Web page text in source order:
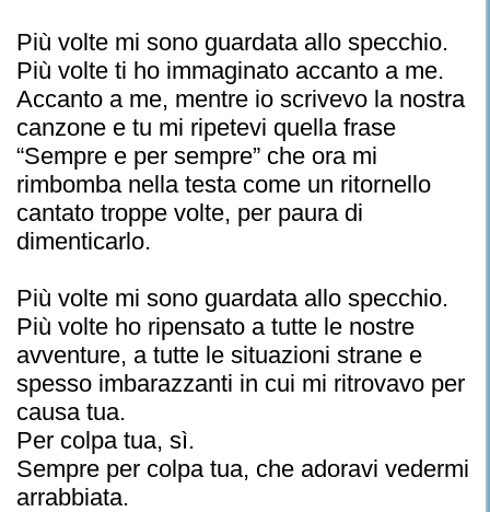
Più volte mi sono guardata allo specchio.
Più volte ti ho immaginato accanto a me.
Accanto a me, mentre io scrivevo la nostra
canzone e tu mi ripetevi quella frase
“Sempre e per sempre” che ora mi
rimbomba nella testa come un ritornello
cantato troppe volte, per paura di
dimenticarlo.
Più volte mi sono guardata allo specchio.
Più volte ho ripensato a tutte le nostre
avventure, a tutte le situazioni strane e
spesso imbarazzanti in cui mi ritrovavo per
causa tua.
Per colpa tua, sì.
Sempre per colpa tua, che adoravi vedermi
arrabbiata.